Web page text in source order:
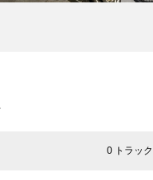
0 トラッ